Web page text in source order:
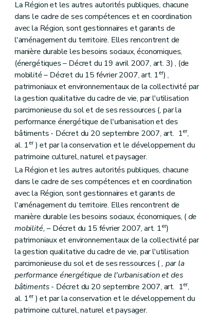
Art. 21
Section 2 Contenu
Art. 22
Art. 23
Section 3 (Destination et prescriptions générales des zones, tracés de réseaux d'infrastructures principales – Décret du 18 juillet 2002, art. 10)
Art. 24
Art. 25
Art. 26
Art. 27
Art. 28
Art. 29
Art. 30
Art. 30bis
Art. 31
Art. 31bis
Art. 32
Art. 33
Art. 34bis
Art. 35
Art. 36
Art. 37
Art. 38
Art. 39
Art. 39bis
Art. 40
Art. 41
Section 4 Procédure d'élaboration
Art. 42
Art. 42bis
Art. 43
Art. 44
Art. 45
Section 5 Procédure et prescriptions de révision
La Région et les autres autorités publiques, chacune
dans le cadre de ses compétences et en coordination
avec la Région, sont gestionnaires et garants de
l'aménagement du territoire. Elles rencontrent de
manière durable les besoins sociaux, économiques,
(énergétiques – Décret du 19 avril 2007, art. 3) , (de
mobilité – Décret du 15 février 2007, art. 1er) ,
patrimoniaux et environnementaux de la collectivité par
la gestion qualitative du cadre de vie, par l'utilisation
parcimonieuse du sol et de ses ressources (, par la
performance énergétique de l'urbanisation et des
bâtiments - Décret du 20 septembre 2007, art. 1er,
al. 1er) et par la conservation et le développement du
patrimoine culturel, naturel et paysager.
La Région et les autres autorités publiques, chacune
dans le cadre de ses compétences et en coordination
avec la Région, sont gestionnaires et garants de
l'aménagement du territoire. Elles rencontrent de
manière durable les besoins sociaux, économiques, (de
mobilité,– Décret du 15 février 2007, art. 1er)
patrimoniaux et environnementaux de la collectivité par
la gestion qualitative du cadre de vie, par l'utilisation
parcimonieuse du sol et de ses ressources (, par la
performance énergétique de l'urbanisation et des
bâtiments - Décret du 20 septembre 2007, art. 1er,
al. 1er) et par la conservation et le développement du
patrimoine culturel, naturel et paysager.